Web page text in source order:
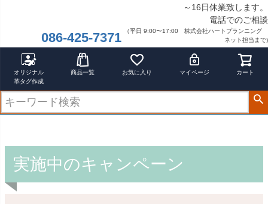
～16日休業致します。
電話でのご相談
086-425-7371
（平日 9:00〜17:00 株式会社ハートプランニング
ネット担当まで)
オリジナル
革タグ作成
商品一覧 お気に入り マイページ カート
実施中のキャンペーン